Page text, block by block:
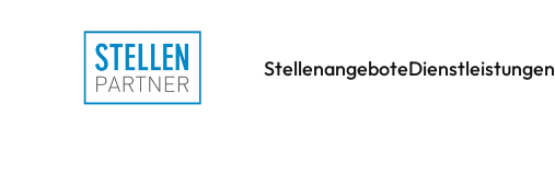
StellenangeboteDienstleistungen